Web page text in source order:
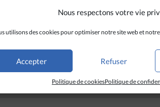
Nous respectons votre vie
utilisons des cookies pour optimiser notre site web et
Accepter Refuser
Politique de cookiesPolitique de
délégation de l’Eglise évangélique, il
officielle ne rapportait de lui que des
pasteur Pham Xuân Thiêu avait été sa
au 16 mai dernier pour y expliquer la
représentants d’un projet de loi sur les
étrangère n’avait rapporté aucune